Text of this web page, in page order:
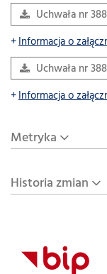
Uchwała nr
Informacja o
Uchwała nr
Informacja o
Metryka
Historia zmian